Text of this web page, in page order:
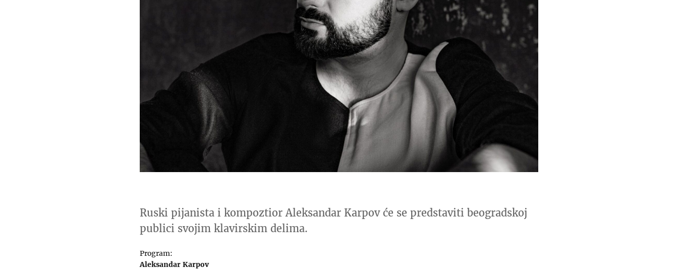
Ruski pijanista i kompoztior Aleksandar Karpov će se predstaviti beogradskoj
publici svojim klavirskim delima.
Program:
Aleksandar Karpov